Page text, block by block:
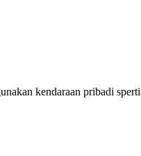
kendaraan pribadi